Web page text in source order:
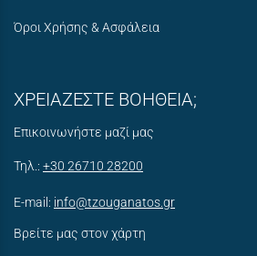
Όροι Χρήσης & Ασφάλεια
ΧΡΕΙΑΖΕΣΤΕ ΒΟΗΘΕΙΑ;
Επικοινωνήστε μαζί μας
Τηλ.: +30 26710 28200
E-mail: info@tzouganatos.gr
Βρείτε μας στον χάρτη